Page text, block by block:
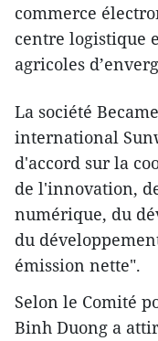
commerce
centre logistique
agricoles
La société
international
d'accord sur la
de l'innovation,
numérique, du
du
émission nette".
Selon le Comité
Binh Duong a